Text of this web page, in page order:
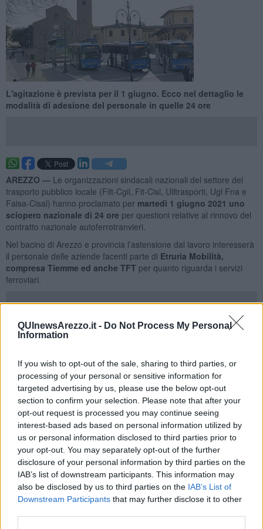
QUInewsArezzo.it - Do Not Process My Personal
Information
If you wish to opt-out of the sale, sharing to third parties, or
processing of your personal or sensitive information for
targeted advertising by us, please use the below opt-out
section to confirm your selection. Please note that after your
opt-out request is processed you may continue seeing
interest-based ads based on personal information utilized by
us or personal information disclosed to third parties prior to
your opt-out. You may separately opt-out of the further
disclosure of your personal information by third parties on the
IAB’s list of downstream participants. This information may
also be disclosed by us to third parties on the IAB’s List of
Downstream Participants that may further disclose it to other
L'agitazione è prevista per il 1 giugno. Ecco nel dettaglio le
modalità di adesione del personale in quelle 24 ore
AREZZO — Le organizzazioni sindacali nazionali del settore del
trasporto pubblico locale (Filt-Cgil, Fit-Cisl, Uiltrasporti, Ugl Fna e
Faisa-Cisal) hanno proclamato per martedì 1 giugno 2021 uno
sciopero nazionale di 24 ore per questioni relative al rinnovo del
contratto nazionale autoferrotranvieri.
Nel bacino di Arezzo e provincia l’astensione dal lavoro interesserà
il personale delle aziende facenti parte di Etruria Mobilità,
compresa Tiemme ed anche TFT per quanto riguarda i servizi
ferroviari.
Il personale viaggiante di Tiemme Spa,sia per i servizi urbani che
- dalla mezzanotte di martedì 1 giugno alle 5,30; quindi dalle 8,30
alle 12,30 e, infine, dalle 15,30 a fine turno.
Per quanto riguarda le altre aziende aderenti adEtruria Mobilità
ecco le modalità di adesione:
- personale di Busitalia Sita Nord srl dalle 8,30 alle 12,30 e dalle
14,30 a fine turno;
- personale di TT Srl, di Fabbri snc e di Autolinee Toscane dalle
8,30 alle 12 e dalle 15 a fine turno;
- personale di Baschetti srl dalle 8,30 alle 12,30 e dalle 14,30 a fine
turno;
turno;